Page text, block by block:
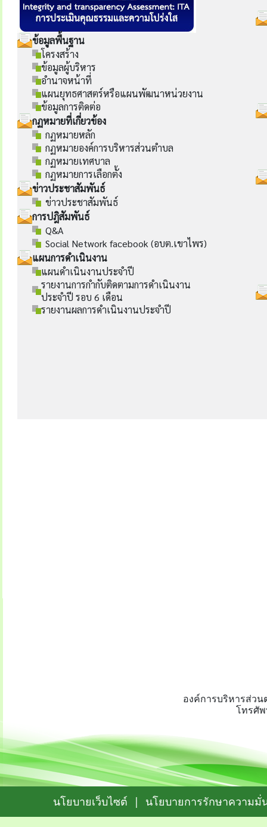
ข้อมูลพื้นฐาน
โครงสร้าง
ข้อมูลผู้บริหาร
อำนาจหน้าที่
แผนยุทธศาสตร์หรือแผนพัฒนาหน่วยงาน
ข้อมูลการติดต่อ
กฏหมายที่เกี่ยวข้อง
กฏหมายหลัก
กฏหมายองค์การบริหารส่วนตำบล
กฏหมายเทศบาล
กฏหมายการเลือกตั้ง
ข่าวประชาสัมพันธ์
ข่าวประชาสัมพันธ์
การปฎิสัมพันธ์
Q&A
Social Network facebook (อบต.เขาไพร)
แผนการดำเนินงาน
แผนดำเนินงานประจำปี
รายงานการกำกับติดตามการดำเนินงาน
ประจำปี รอบ 6 เดือน
รายงานผลการดำเนินงานประจำปี
องค์การบริหารส่วน
โทรศัพ
นโยบายเว็บไซต์ | นโยบายการรักษาความมั่